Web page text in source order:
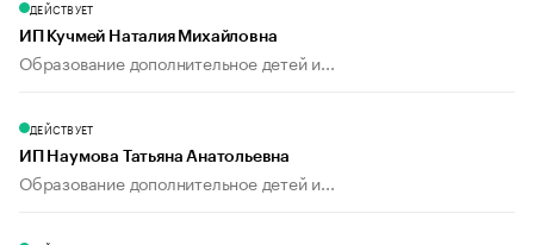
ДЕЙСТВУЕТ
ИП Кучмей Наталия Михайловна
Образование дополнительное детей и...
ДЕЙСТВУЕТ
ИП Наумова Татьяна Анатольевна
Образование дополнительное детей и...